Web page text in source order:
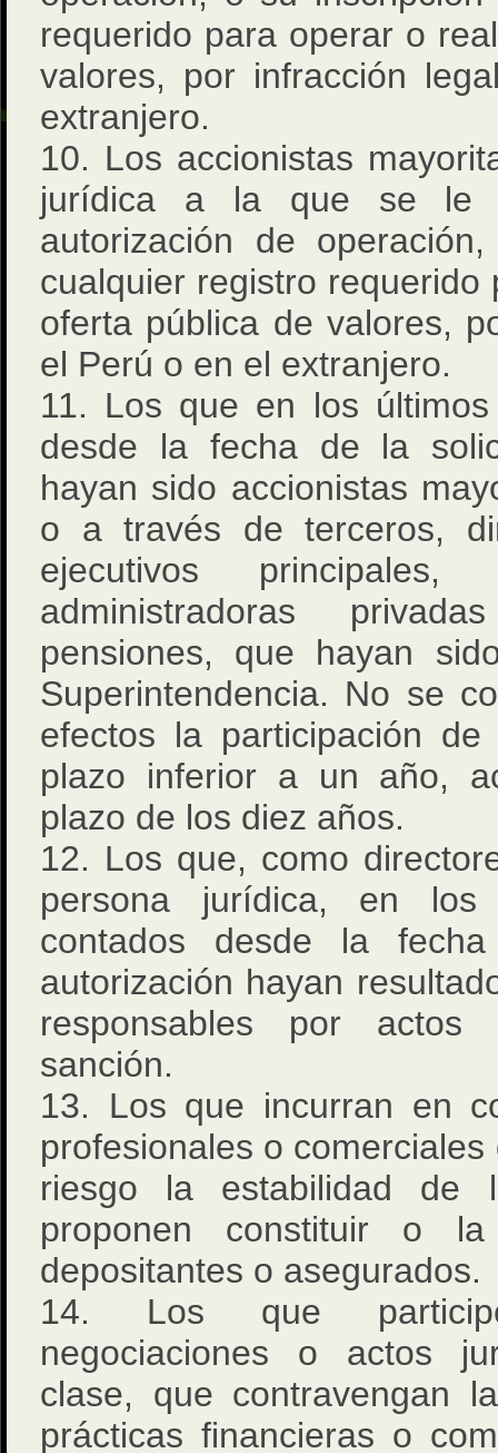
requerido para operar o
valores, por infracción
extranjero.
10. Los accionistas
jurídica a la que se le
autorización de
cualquier registro requerido
oferta pública de valores,
el Perú o en el extranjero.
11. Los que en los
desde la fecha de la
hayan sido accionistas
o a través de terceros,
ejecutivos
administradoras
pensiones, que hayan
Superintendencia. No se
efectos la participación
plazo inferior a un año,
plazo de los diez años.
12. Los que, como
persona jurídica, en
contados desde la
autorización hayan
responsables por
sanción.
13. Los que incurran en
profesionales o
riesgo la estabilidad de
proponen constituir o
depositantes o asegurados.
14. Los que
negociaciones o actos
clase, que contravengan
prácticas financieras o